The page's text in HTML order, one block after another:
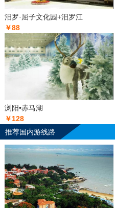
汨罗·屈子文化园+汨罗江
￥88
浏阳•赤马湖
￥128
推荐国内游线路